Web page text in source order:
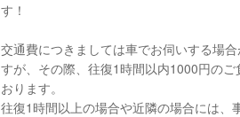
す！
交通費につきましては車でお伺いする場
すが、その際、往復1時間以内1000円のご
おります。
往復1時間以上の場合や近隣の場合には、